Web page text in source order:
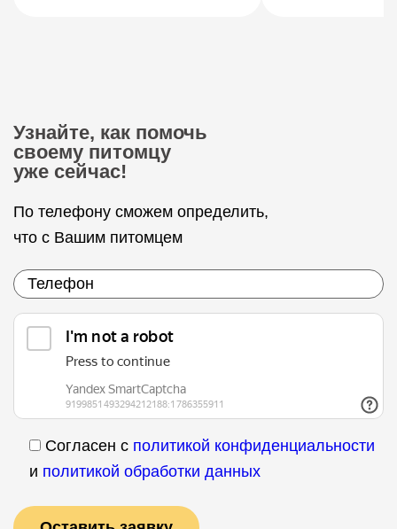
Узнайте, как помочь
своему питомцу
уже сейчас!
По телефону сможем определить,
что с Вашим питомцем
Согласен с политикой конфиденциальности
и политикой обработки данных